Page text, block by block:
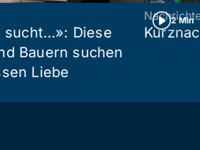
sucht…»: Diese
Bauern suchen
Liebe
2 Min